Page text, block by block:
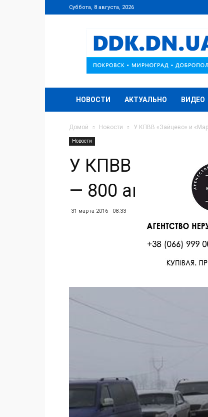
Суббота, 8 августа, 2026
DDK.DN.UA
НОВОСТИ АКТУАЛЬНО ВИДЕО
Домой Новости У КПВВ «Зайцево» и
Новости
У КПВВ
— 800 авто!
31 марта 2016 - 08:33